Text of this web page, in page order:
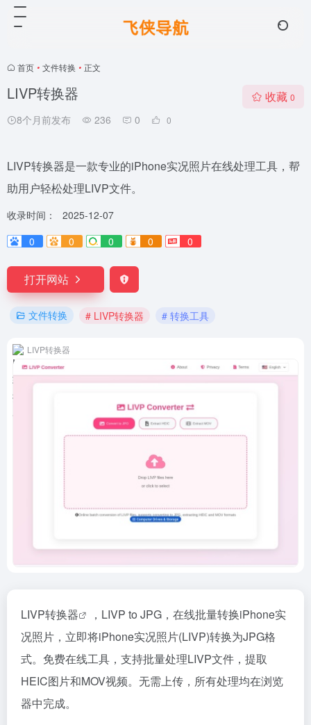
首页 • 文件转换 • 正文
LIVP转换器
8个月前发布 236 0 0
收藏 0
LIVP转换器是一款专业的iPhone实况照片在线处理工具，帮
助用户轻松处理LIVP文件。
收录时间：
2025-12-07
0
0 0 0 0
打开网站
文件转换 # LIVP转换器 # 转换工具
LIVP转换器
LIVP转换器
，LIVP to JPG，在线批量转换iPhone实
况照片，立即将iPhone实况照片(LIVP)转换为JPG格
式。免费在线工具，支持批量处理LIVP文件，提取
HEIC图片和MOV视频。无需上传，所有处理均在浏览
器中完成。